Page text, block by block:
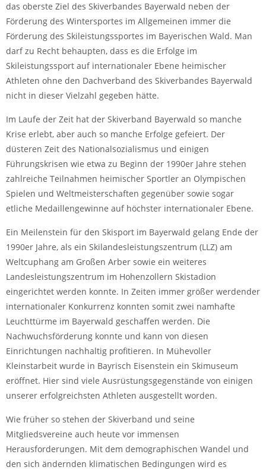
das oberste Ziel des Skiverbandes Bayerwald neben der
Förderung des Wintersportes im Allgemeinen immer die
Förderung des Skileistungssportes im Bayerischen Wald. Man
darf zu Recht behaupten, dass es die Erfolge im
Skileistungssport auf internationaler Ebene heimischer
Athleten ohne den Dachverband des Skiverbandes Bayerwald
nicht in dieser Vielzahl gegeben hätte.
Im Laufe der Zeit hat der Skiverband Bayerwald so manche
Krise erlebt, aber auch so manche Erfolge gefeiert. Der
düsteren Zeit des Nationalsozialismus und einigen
Führungskrisen wie etwa zu Beginn der 1990er Jahre stehen
zahlreiche Teilnahmen heimischer Sportler an Olympischen
Spielen und Weltmeisterschaften gegenüber sowie sogar
etliche Medaillengewinne auf höchster internationaler Ebene.
Ein Meilenstein für den Skisport im Bayerwald gelang Ende der
1990er Jahre, als ein Skilandesleistungszentrum (LLZ) am
Weltcuphang am Großen Arber sowie ein weiteres
Landesleistungszentrum im Hohenzollern Skistadion
eingerichtet werden konnte. In Zeiten immer größer werdender
internationaler Konkurrenz konnten somit zwei namhafte
Leuchttürme im Bayerwald geschaffen werden. Die
Nachwuchsförderung konnte und kann von diesen
Einrichtungen nachhaltig profitieren. In Mühevoller
Kleinstarbeit wurde in Bayrisch Eisenstein ein Skimuseum
eröffnet. Hier sind viele Ausrüstungsgegenstände von einigen
unserer erfolgreichsten Athleten ausgestellt worden.
Wie früher so stehen der Skiverband und seine
Mitgliedsvereine auch heute vor immensen
Herausforderungen. Mit dem demographischen Wandel und
den sich ändernden klimatischen Bedingungen wird es